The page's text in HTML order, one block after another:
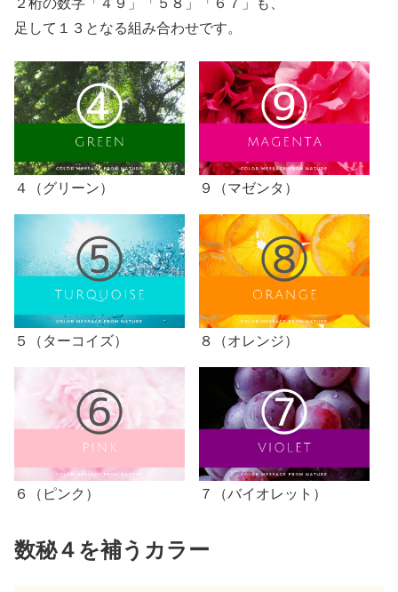
足して１３となる組み合わせです。
４（グリーン） ９（マゼンタ）
５（ターコイズ） ８（オレンジ）
６（ピンク） ７（バイオレット）
数秘４を補うカラー